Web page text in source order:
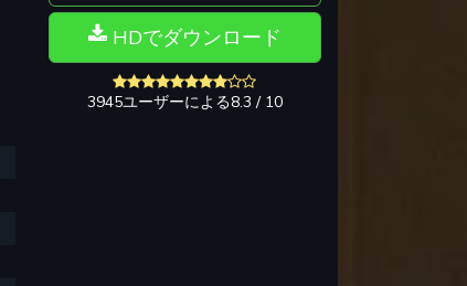
HDでダウンロード
3945ユーザーによる8.3 / 10